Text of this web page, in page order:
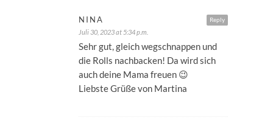
Reply
NINA
Juli 30, 2023 at 5:34 p.m.
Sehr gut, gleich wegschnappen und
die Rolls nachbacken! Da wird sich
auch deine Mama freuen 😉
Liebste Grüße von Martina